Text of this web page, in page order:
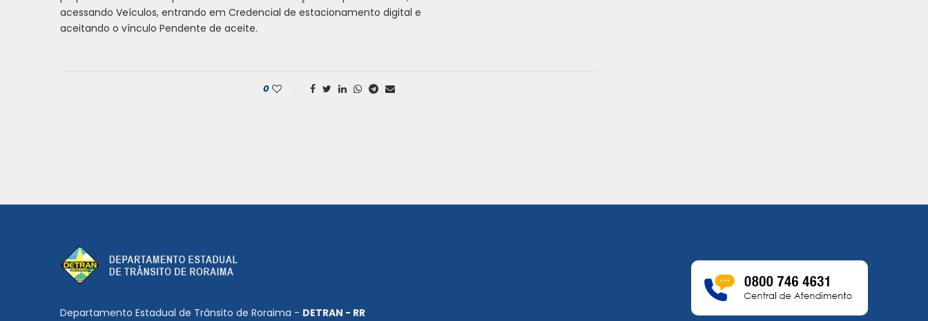
acessando Veículos, entrando em Credencial de estacionamento digital e
aceitando o vínculo Pendente de aceite.
0
Departamento Estadual de Trânsito de Roraima - DETRAN - RR